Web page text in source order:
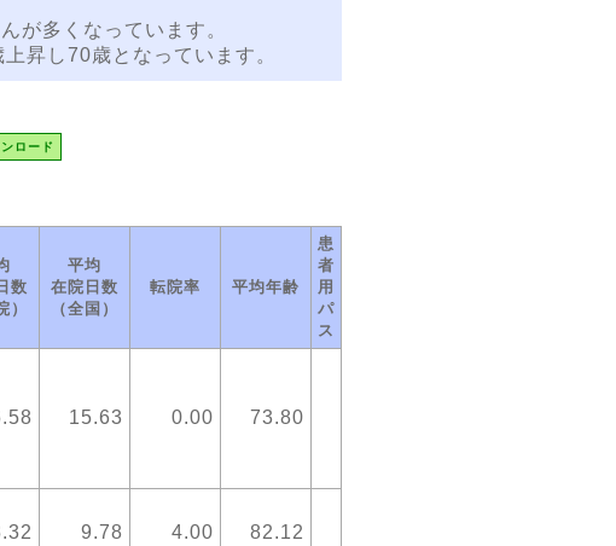
が多くなっています。
昇し70歳となっています。
ロード
数
）
平均
在院日数
（全国）
転院率 平均年齢
患
者
用
パ
ス
15.63 0.00 73.80
9.78 4.00 82.12